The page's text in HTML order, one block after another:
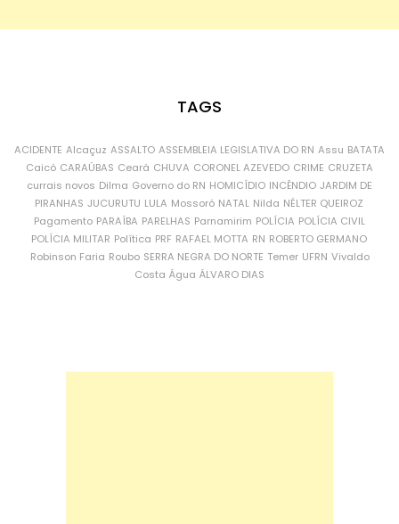
TAGS
ACIDENTE Alcaçuz ASSALTO ASSEMBLEIA LEGISLATIVA DO RN Assu BATATA
Caicó CARAÚBAS Ceará CHUVA CORONEL AZEVEDO CRIME CRUZETA
currais novos Dilma Governo do RN HOMICÍDIO INCÊNDIO JARDIM DE
PIRANHAS JUCURUTU LULA Mossoró NATAL Nilda NÉLTER QUEIROZ
Pagamento PARAÍBA PARELHAS Parnamirim POLÍCIA POLÍCIA CIVIL
POLÍCIA MILITAR Política PRF RAFAEL MOTTA RN ROBERTO GERMANO
Robinson Faria Roubo SERRA NEGRA DO NORTE Temer UFRN Vivaldo
Costa Água ÁLVARO DIAS